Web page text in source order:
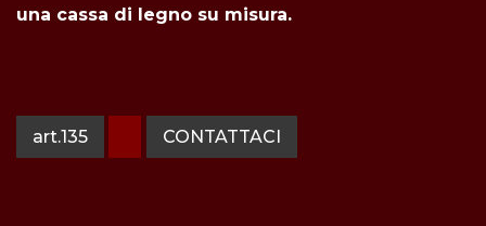
una cassa di legno su misura.
art.135 CONTATTACI